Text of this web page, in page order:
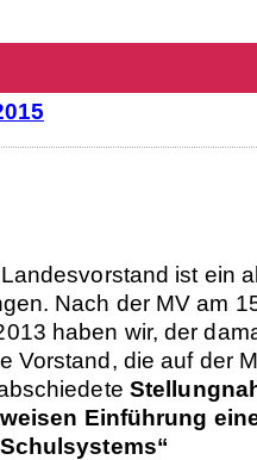
ist ein
Nach der MV am
haben wir, der
Vorstand, die auf der
Einführung